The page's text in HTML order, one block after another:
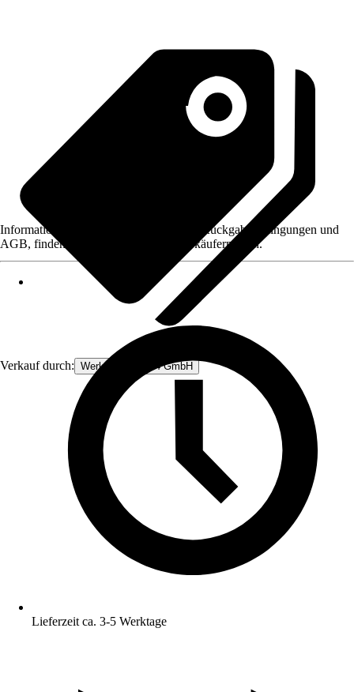
Verkauf durch: Werkzeugstore24 GmbH
Informationen des Verkäufers, wie z. B. Rückgabebedingungen und
AGB, finden Sie bei Klick auf den Verkäufernamen.
Lieferzeit ca. 3-5 Werktage